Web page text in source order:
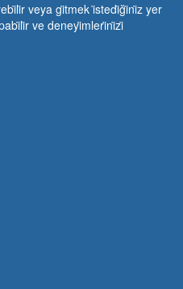
veya gi̇tmek i̇stedi̇ği̇ni̇z yer
ve deneyi̇mleri̇ni̇zi̇